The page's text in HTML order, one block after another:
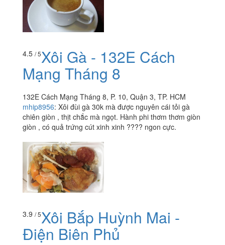
4.5 / 5Xôi Gà - 132E Cách
Mạng Tháng 8
132E Cách Mạng Tháng 8, P. 10, Quận 3, TP. HCM
mhip8956: Xôi đùi gà 30k mà được nguyên cái tỏi gà
chiên giòn , thịt chắc mà ngọt. Hành phi thơm thơm giòn
giòn , có quả trứng cút xinh xinh ???? ngon cực.
3.9 / 5Xôi Bắp Huỳnh Mai -
Điện Biên Phủ